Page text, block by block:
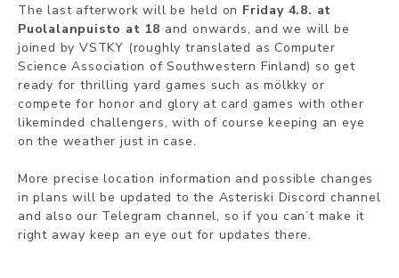
The last afterwork will be held on Friday 4.8. at
Puolalanpuisto at 18 and onwards, and we will be
joined by VSTKY (roughly translated as Computer
Science Association of Southwestern Finland) so get
ready for thrilling yard games such as mölkky or
compete for honor and glory at card games with other
likeminded challengers, with of course keeping an eye
on the weather just in case.
More precise location information and possible changes
in plans will be updated to the Asteriski Discord channel
and also our Telegram channel, so if you can’t make it
right away keep an eye out for updates there.